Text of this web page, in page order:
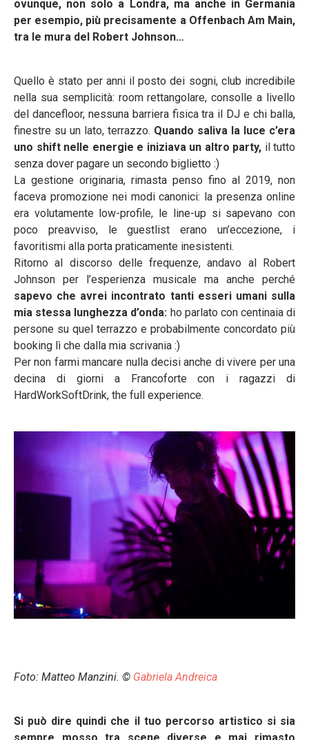
ovunque, non solo a Londra, ma anche in Germania
per esempio, più precisamente a Offenbach Am Main,
tra le mura del Robert Johnson…
Quello è stato per anni il posto dei sogni, club incredibile
nella sua semplicità: room rettangolare, consolle a livello
del dancefloor, nessuna barriera fisica tra il DJ e chi balla,
finestre su un lato, terrazzo. Quando saliva la luce c’era
uno shift nelle energie e iniziava un altro party, il tutto
senza dover pagare un secondo biglietto :)
La gestione originaria, rimasta penso fino al 2019, non
faceva promozione nei modi canonici: la presenza online
era volutamente low-profile, le line-up si sapevano con
poco preavviso, le guestlist erano un’eccezione, i
favoritismi alla porta praticamente inesistenti.
Ritorno al discorso delle frequenze, andavo al Robert
Johnson per l’esperienza musicale ma anche perché
sapevo che avrei incontrato tanti esseri umani sulla
mia stessa lunghezza d’onda: ho parlato con centinaia di
persone su quel terrazzo e probabilmente concordato più
booking lì che dalla mia scrivania :)
Per non farmi mancare nulla decisi anche di vivere per una
decina di giorni a Francoforte con i ragazzi di
HardWorkSoftDrink, the full experience.
Foto: Matteo Manzini. © Gabriela Andreica
Si può dire quindi che il tuo percorso artistico si sia